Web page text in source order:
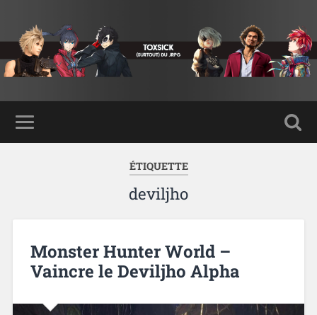
ÉTIQUETTE
deviljho
Monster Hunter World –
Vaincre le Deviljho Alpha